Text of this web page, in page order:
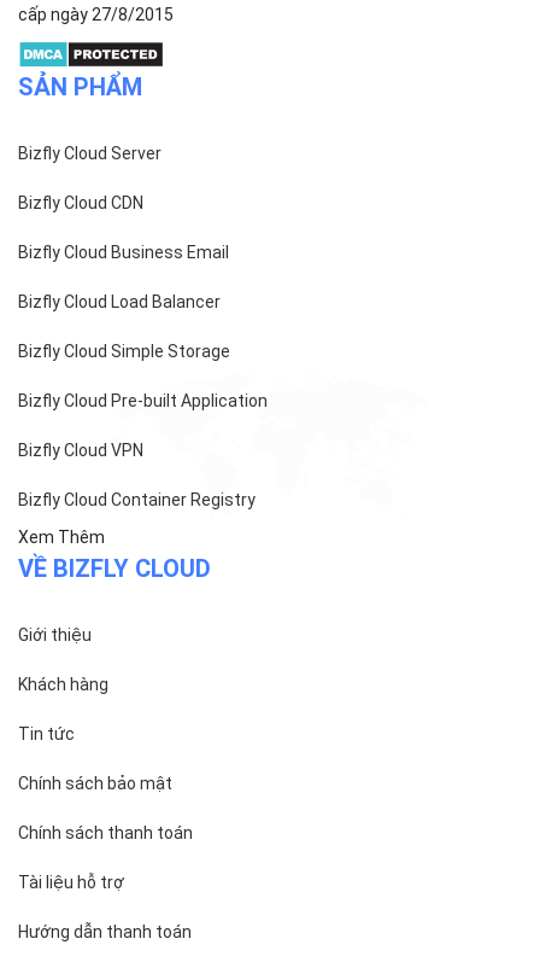
MST/ĐKKD: 0101871229 do
cấp ngày 27/8/2015
Bizfly Cloud Server
Bizfly Cloud CDN
Bizfly Cloud Business Email
Bizfly Cloud Load Balancer
Bizfly Cloud Simple Storage
Bizfly Cloud Pre-built Application
Bizfly Cloud VPN
Bizfly Cloud Container Registry
Giới thiệu
Khách hàng
Tin tức
Chính sách bảo mật
Chính sách thanh toán
Tài liệu hỗ trợ